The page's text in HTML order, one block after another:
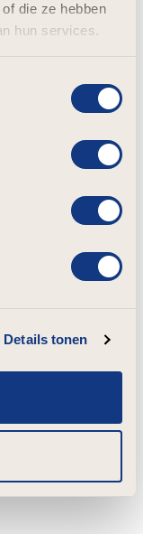
die ze hebben
hun services.
Details tonen